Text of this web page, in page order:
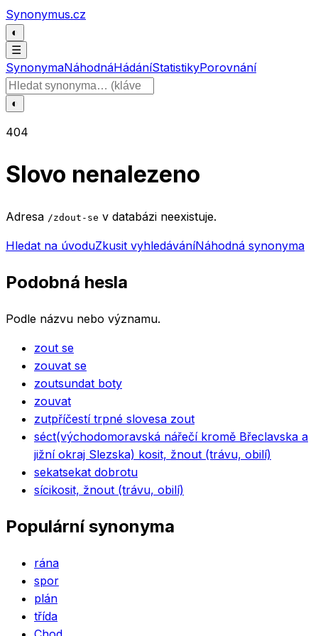
Přeskočit na obsah
Synonymus.cz
◐
☰
SynonymaNáhodnáHádáníStatistikyPorovnání
Hledat slovo
◐
404
Slovo nenalezeno
Adresa /zdout-se v databázi neexistuje.
Hledat na úvoduZkusit vyhledáváníNáhodná synonyma
Podobná hesla
Podle názvu nebo významu.
zout se
zouvat se
zoutsundat boty
zouvat
zutpříčestí trpné slovesa zout
séct(východomoravská nářečí kromě Břeclavska a
jižní okraj Slezska) kosit, žnout (trávu, obilí)
sekatsekat dobrotu
sícikosit, žnout (trávu, obilí)
Populární synonyma
rána
spor
plán
třída